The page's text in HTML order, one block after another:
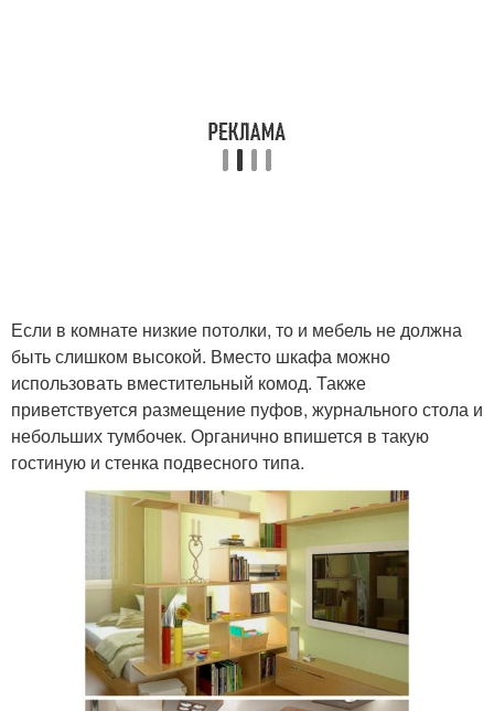
Если в комнате низкие потолки, то и мебель не должна
быть слишком высокой. Вместо шкафа можно
использовать вместительный комод. Также
приветствуется размещение пуфов, журнального стола и
небольших тумбочек. Органично впишется в такую
гостиную и стенка подвесного типа.